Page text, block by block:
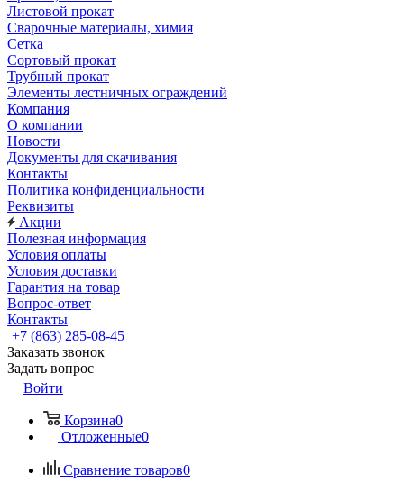
Листовой прокат
Сварочные материалы, химия
Сетка
Сортовый прокат
Трубный прокат
Элементы лестничных ограждений
Компания
О компании
Новости
Документы для скачивания
Контакты
Политика конфиденциальности
Реквизиты
Акции
Полезная информация
Условия оплаты
Условия доставки
Гарантия на товар
Вопрос-ответ
Контакты
+7 (863) 285-08-45
Заказать звонок
Задать вопрос
Войти
Корзина0
Отложенные0
Сравнение товаров0